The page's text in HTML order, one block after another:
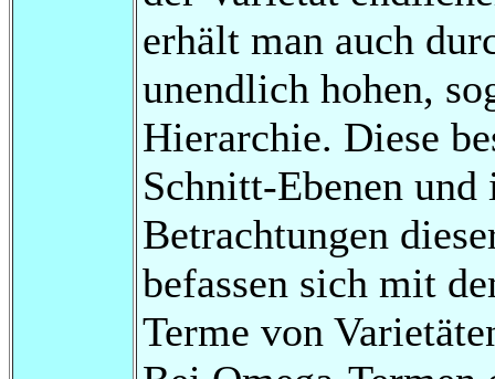
erhält man auch
unendlich hohen,
Hierarchie. Diese
Schnitt-Ebenen und
Betrachtungen
befassen sich mit
Terme von